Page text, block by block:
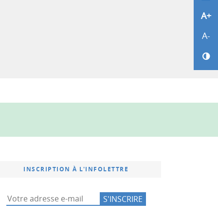
A+
A-
INSCRIPTION À L'INFOLETTRE